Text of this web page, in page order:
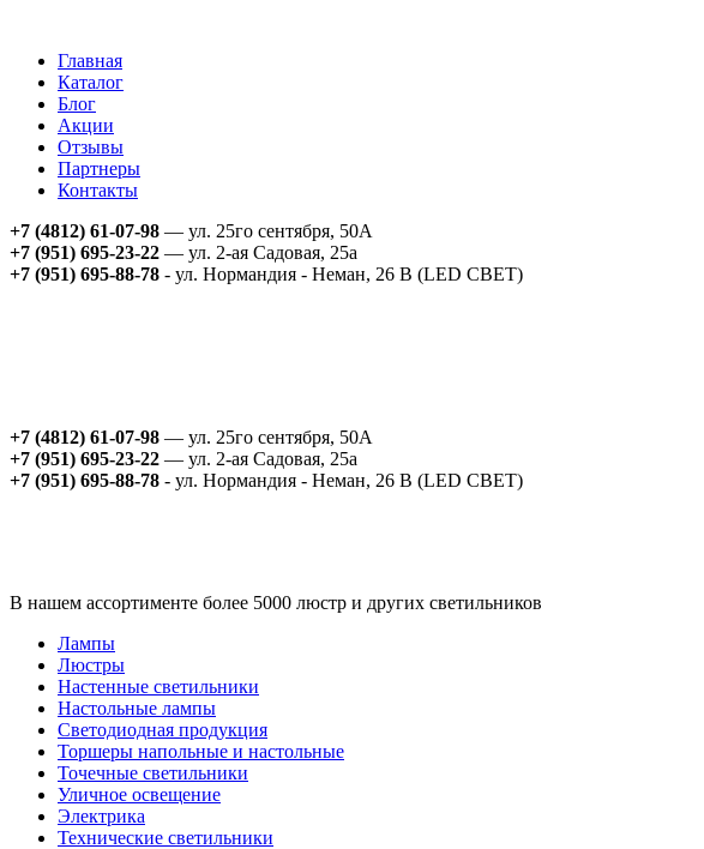
Главная
Каталог
Блог
Акции
Отзывы
Партнеры
Контакты
+7 (4812) 61-07-98 — ул. 25го сентября, 50А
+7 (951) 695-23-22 — ул. 2-ая Садовая, 25а
+7 (951) 695-88-78 - ул. Нормандия - Неман, 26 В (LED СВЕТ)
+7 (4812) 61-07-98 — ул. 25го сентября, 50А
+7 (951) 695-23-22 — ул. 2-ая Садовая, 25а
+7 (951) 695-88-78 - ул. Нормандия - Неман, 26 В (LED СВЕТ)
В нашем ассортименте более 5000 люстр и других светильников
Лампы
Люстры
Настенные светильники
Настольные лампы
Светодиодная продукция
Торшеры напольные и настольные
Точечные светильники
Уличное освещение
Электрика
Технические светильники